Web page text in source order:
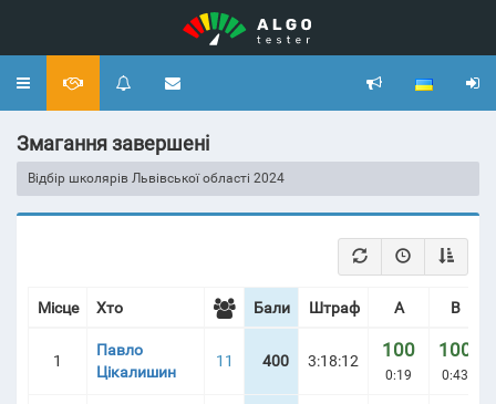
Toggle
Змагання завершені
Відбір школярів Львівської області 2024
Місце Хто Бали Штраф A B
1
Павло
Цікалишин
11 400 3:18:12 100
0:19
100
0:43